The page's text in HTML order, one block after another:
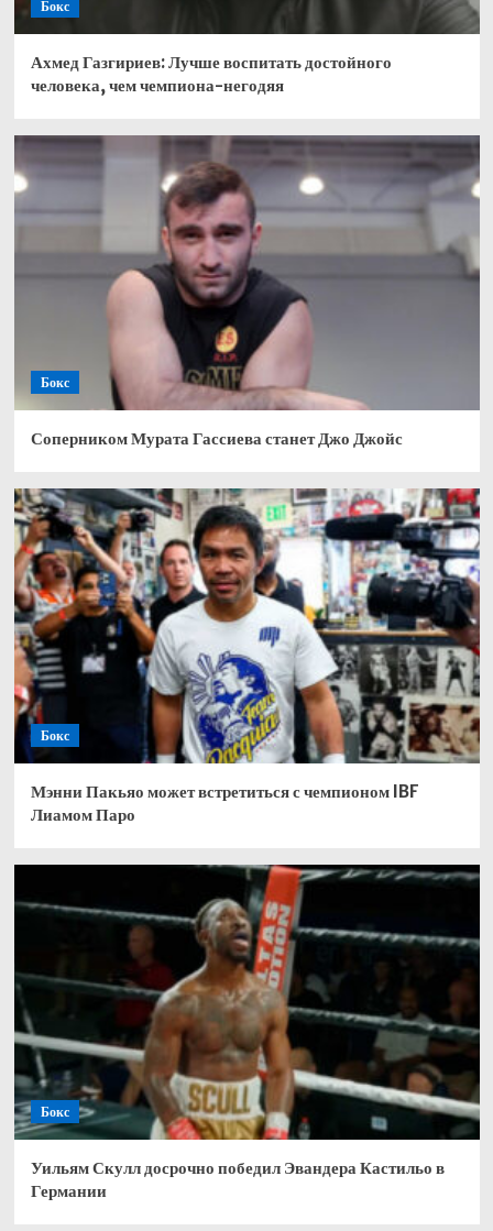
Бокс
Ахмед Газгириев: Лучше воспитать достойного
человека, чем чемпиона-негодяя
Бокс
Соперником Мурата Гассиева станет Джо Джойс
Бокс
Мэнни Пакьяо может встретиться с чемпионом IBF
Лиамом Паро
Бокс
Уильям Скулл досрочно победил Эвандера Кастильо в
Германии